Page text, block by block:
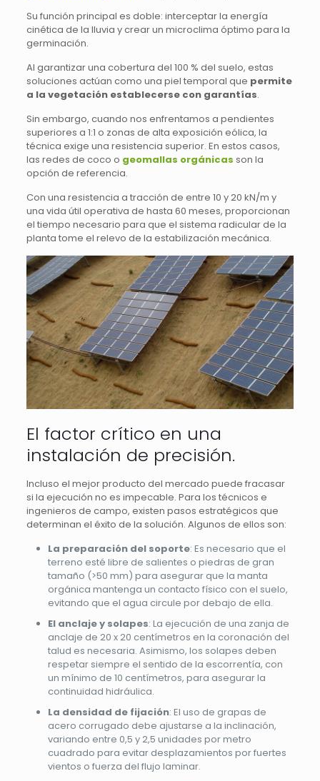
Su función principal es doble: interceptar la energía
cinética de la lluvia y crear un microclima óptimo para la
germinación.
Al garantizar una cobertura del 100 % del suelo, estas
soluciones actúan como una piel temporal que permite
a la vegetación establecerse con garantías.
Sin embargo, cuando nos enfrentamos a pendientes
superiores a 1:1 o zonas de alta exposición eólica, la
técnica exige una resistencia superior. En estos casos,
las redes de coco o geomallas orgánicas son la
opción de referencia.
Con una resistencia a tracción de entre 10 y 20 kN/m y
una vida útil operativa de hasta 60 meses, proporcionan
el tiempo necesario para que el sistema radicular de la
planta tome el relevo de la estabilización mecánica.
El factor crítico en una
instalación de precisión.
Incluso el mejor producto del mercado puede fracasar
si la ejecución no es impecable. Para los técnicos e
ingenieros de campo, existen pasos estratégicos que
determinan el éxito de la solución. Algunos de ellos son:
La preparación del soporte: Es necesario que el
terreno esté libre de salientes o piedras de gran
tamaño (>50 mm) para asegurar que la manta
orgánica mantenga un contacto físico con el suelo,
evitando que el agua circule por debajo de ella.
El anclaje y solapes: La ejecución de una zanja de
anclaje de 20 x 20 centímetros en la coronación del
talud es necesaria. Asimismo, los solapes deben
respetar siempre el sentido de la escorrentía, con
un mínimo de 10 centímetros, para asegurar la
continuidad hidráulica.
La densidad de fijación: El uso de grapas de
acero corrugado debe ajustarse a la inclinación,
variando entre 0,5 y 2,5 unidades por metro
cuadrado para evitar desplazamientos por fuertes
vientos o fuerza del flujo laminar.